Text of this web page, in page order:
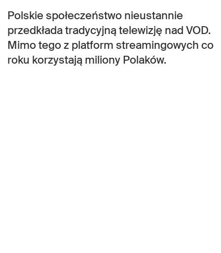
Polskie społeczeństwo nieustannie
przedkłada tradycyjną telewizję nad VOD.
Mimo tego z platform streamingowych co
roku korzystają miliony Polaków.